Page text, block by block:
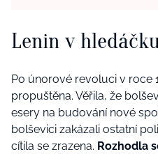
Lenin v
Po únorové revoluci v roce
propuštěna. Věřila, že
esery na budování nové
bolševici zakázali ostatní
cítila se zrazena. Rozhodla